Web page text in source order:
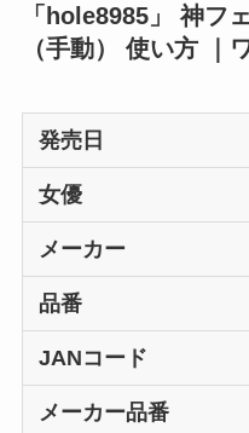
「hole8985」 神フ
（手動） 使い方 ｜
発売日
女優
メーカー
品番
JANコード
メーカー品番